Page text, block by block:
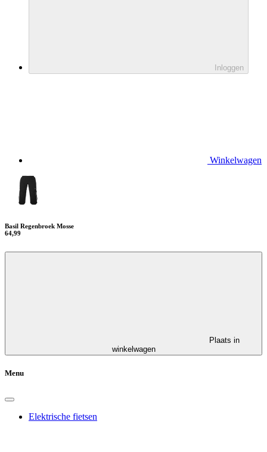
Inloggen
Winkelwagen
Basil Regenbroek Mosse
64,99
winkelwagen
Menu
Elektrische fietsen